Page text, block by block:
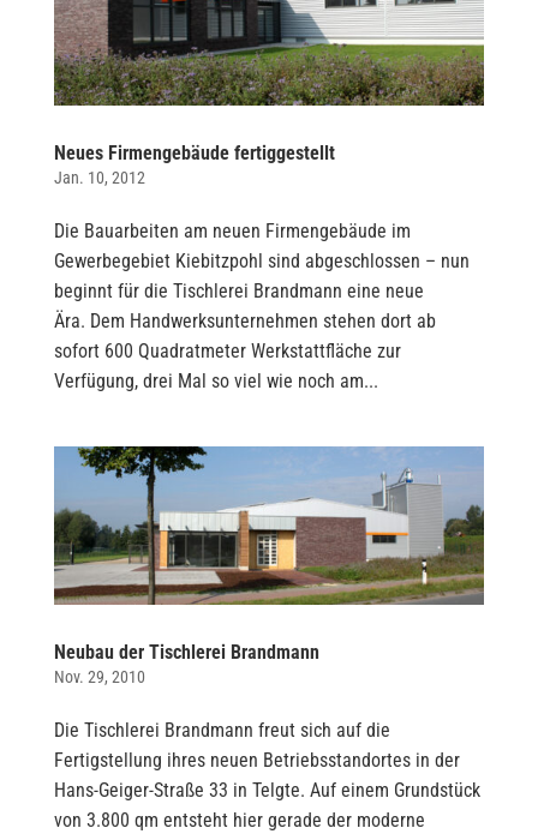
Neues Firmengebäude fertiggestellt
Jan. 10, 2012
Die Bauarbeiten am neuen Firmengebäude im
Gewerbegebiet Kiebitzpohl sind abgeschlossen – nun
beginnt für die Tischlerei Brandmann eine neue
Ära. Dem Handwerksunternehmen stehen dort ab
sofort 600 Quadratmeter Werkstattfläche zur
Verfügung, drei Mal so viel wie noch am...
Neubau der Tischlerei Brandmann
Nov. 29, 2010
Die Tischlerei Brandmann freut sich auf die
Fertigstellung ihres neuen Betriebsstandortes in der
Hans-Geiger-Straße 33 in Telgte. Auf einem Grundstück
von 3.800 qm entsteht hier gerade der moderne